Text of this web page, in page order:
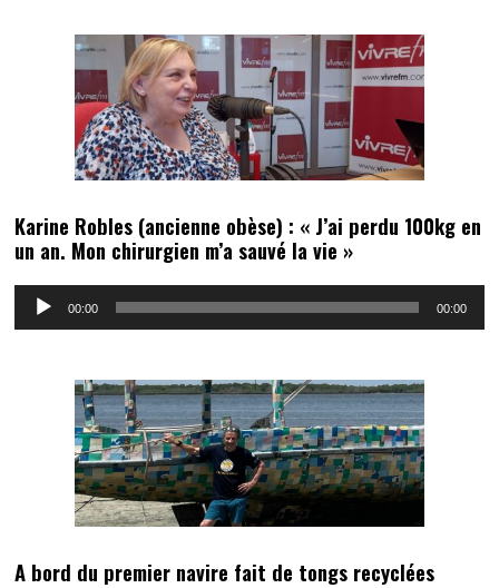
Karine Robles (ancienne obèse) : « J’ai perdu 100kg en
un an. Mon chirurgien m’a sauvé la vie »
Lecteur
00:00 00:00
A bord du premier navire fait de tongs recyclées